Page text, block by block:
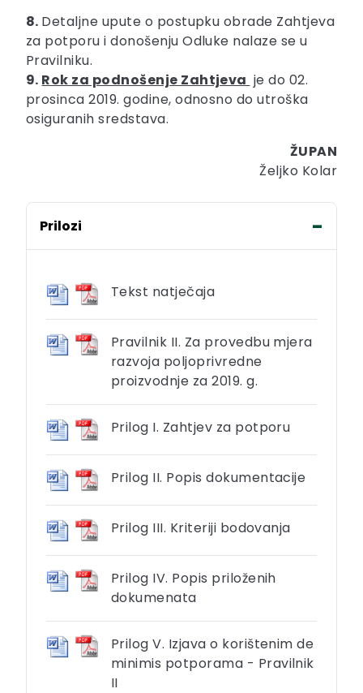
8. Detaljne upute o postupku obrade Zahtjeva
za potporu i donošenju Odluke nalaze se u
Pravilniku.
9. Rok za podnošenje Zahtjeva je do 02.
prosinca 2019. godine, odnosno do utroška
osiguranih sredstava.
ŽUPAN
Željko Kolar
Prilozi
Tekst natječaja
Pravilnik II. Za provedbu mjera
razvoja poljoprivredne
proizvodnje za 2019. g.
Prilog I. Zahtjev za potporu
Prilog II. Popis dokumentacije
Prilog III. Kriteriji bodovanja
Prilog IV. Popis priloženih
dokumenata
Prilog V. Izjava o korištenim de
minimis potporama - Pravilnik
II